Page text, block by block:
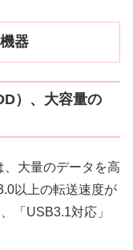
器
）、大容量の
大量のデータを高
以上の転送速度が
「USB3.1対応」